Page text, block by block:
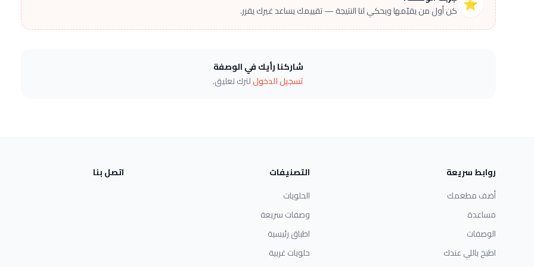
كن أول من يقيّمها ويحكي لنا النتيجة — تقييمك يساعد غيرك يقرر.
شاركنا رأيك في الوصفة
تسجيل الدخوللترك تعليق.
روابط سريعة
أضف مطعمك
مساعدة
الوصفات
اطبخ باللي عندك
التصنيفات
الحلويات
وصفات سريعة
اطباق رئيسية
حلويات غربية
اتصل بنا